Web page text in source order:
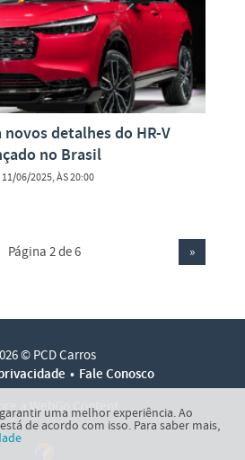
detalhes do HR-V
no Brasil
11/06/2025, ÀS 20:00
Página 2 de 6 »
© PCD Carros
Fale Conosco
a WebGo Content
uma melhor experiência. Ao
de acordo com isso. Para saber mais,